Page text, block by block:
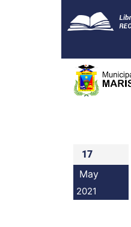
17
May
2021